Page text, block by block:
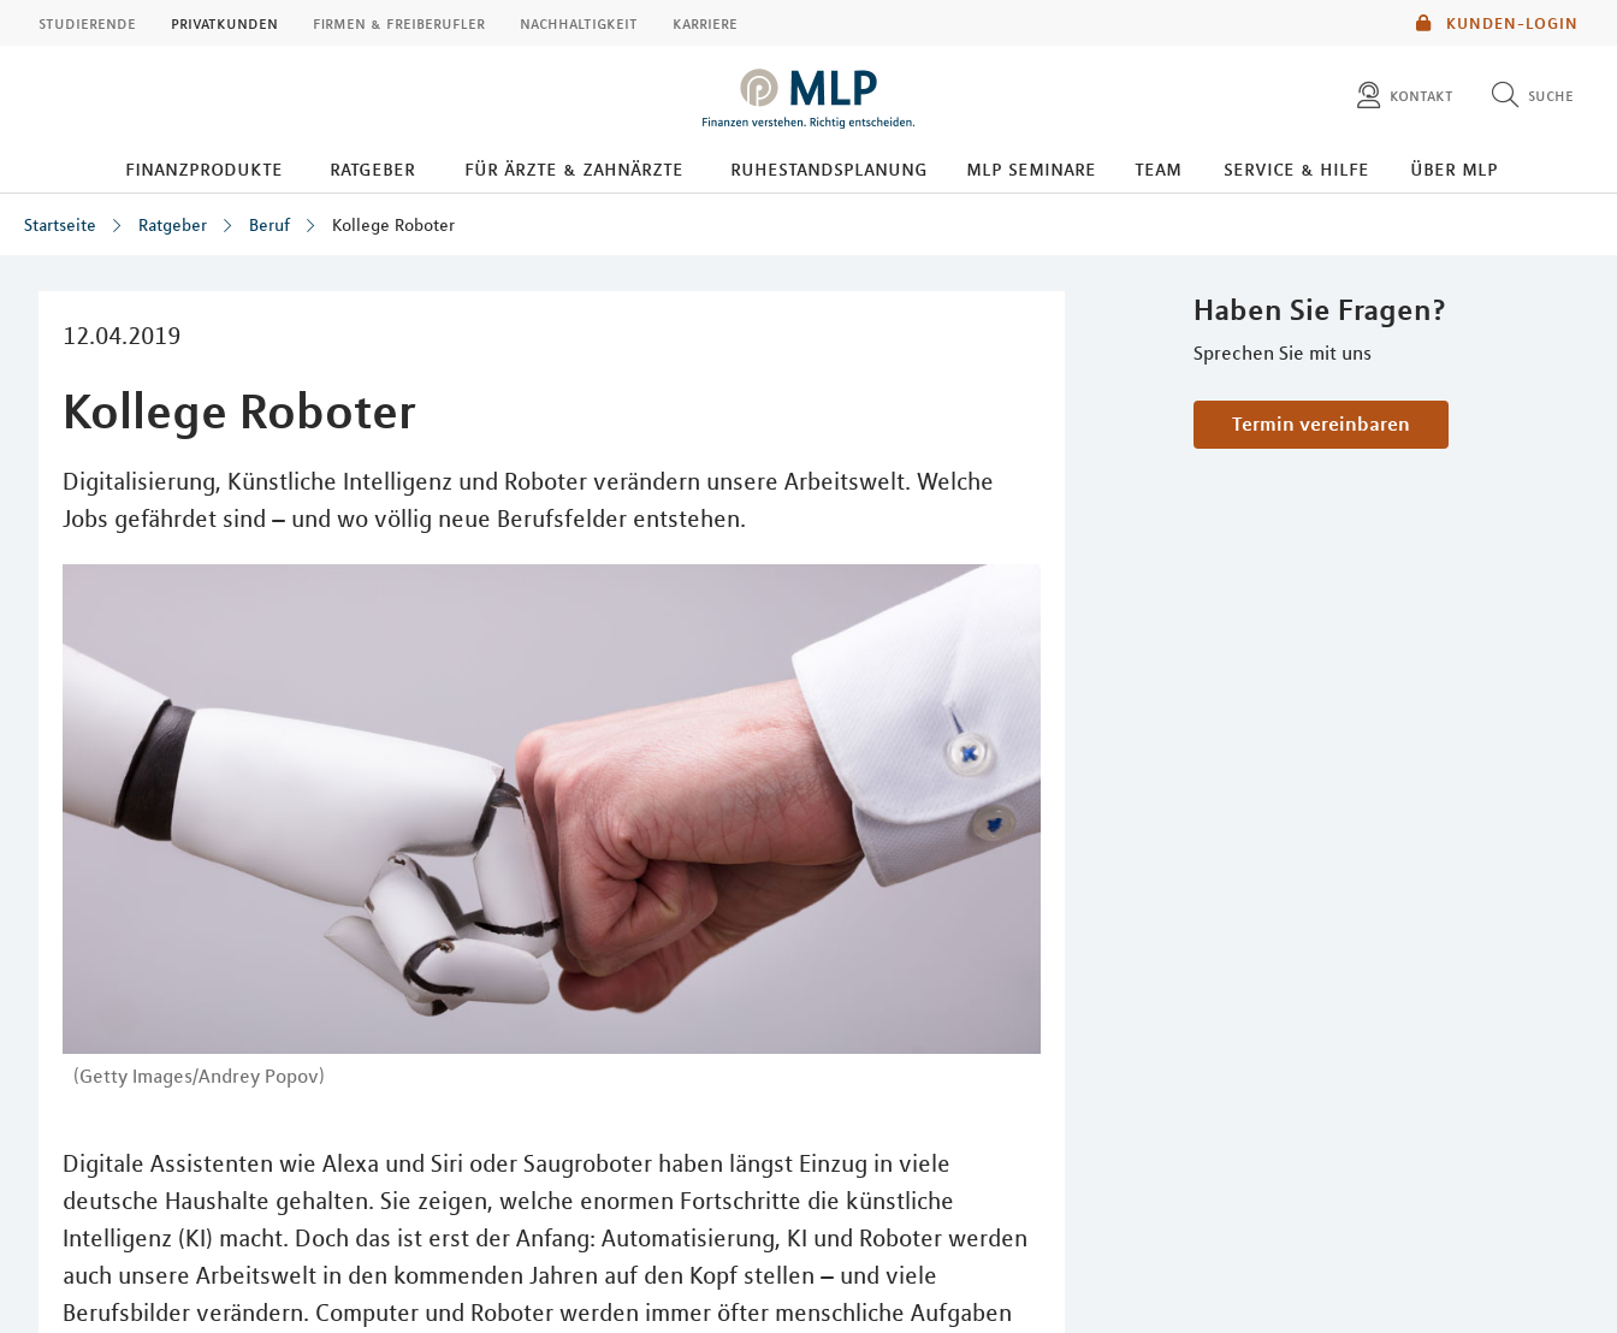
KUNDEN-LOGIN
studierende privatkunden firmen & freiberufler nachhaltigkeit karriere
kontakt suche
diese website durchsuchen
finanzprodukte ratgeber für ärzte & zahnärzte ruhestandsplanung mlp seminare team service & hilfe über mlp
Startseite Ratgeber Beruf Kollege Roboter
12.04.2019
Kollege Roboter
Digitalisierung, Künstliche Intelligenz und Roboter verändern unsere Arbeitswelt. Welche
Jobs gefährdet sind – und wo völlig neue Berufsfelder entstehen.
(Getty Images/Andrey Popov)
Haben Sie Fragen?
Sprechen Sie mit uns
Termin vereinbaren
Digitale Assistenten wie Alexa und Siri oder Saugroboter haben längst Einzug in viele
deutsche Haushalte gehalten. Sie zeigen, welche enormen Fortschritte die künstliche
Intelligenz (KI) macht. Doch das ist erst der Anfang: Automatisierung, KI und Roboter werden
auch unsere Arbeitswelt in den kommenden Jahren auf den Kopf stellen – und viele
Berufsbilder verändern. Computer und Roboter werden immer öfter menschliche Aufgaben